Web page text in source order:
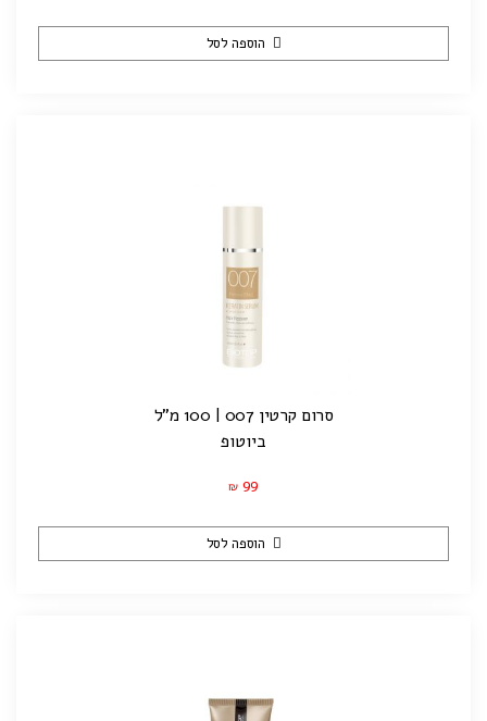
הוספה לסל
סרום קרטין 007 | 100 מ"ל
ביוטופ
₪ 99
הוספה לסל